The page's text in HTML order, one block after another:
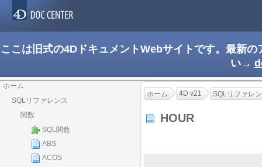
ここは旧式の4DドキュメントWebサイトです。最新
い→
ホーム
SQLリファレンス
関数
SQL関数
ABS
ACOS
ホーム 4D v21 SQLリファレ
HOUR